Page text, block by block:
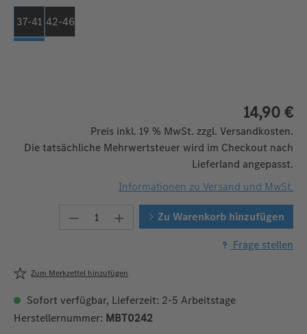
37-41 42-46
14,90 €
Preis inkl. 19 % MwSt. zzgl. Versandkosten.
Die tatsächliche Mehrwertsteuer wird im Checkout nach
Lieferland angepasst.
Informationen zu Versand und MwSt.
Produkt Anzahl: Gib den
Zu Warenkorb hinzufügen
Frage stellen
Zum Merkzettel hinzufügen
Sofort verfügbar, Lieferzeit: 2-5 Arbeitstage
Herstellernummer: MBT0242